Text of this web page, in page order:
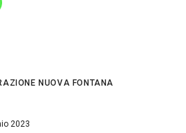
NUOVA FONTANA
2023